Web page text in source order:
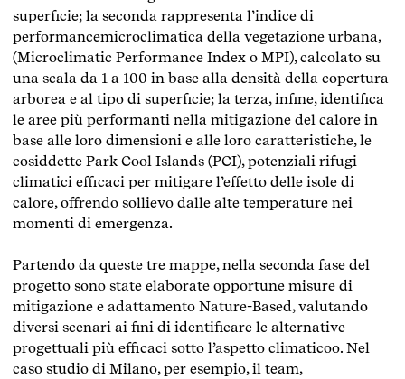
superficie; la seconda rappresenta l’indice di
performancemicroclimatica della vegetazione urbana,
(Microclimatic Performance Index o MPI), calcolato su
una scala da 1 a 100 in base alla densità della copertura
arborea e al tipo di superficie; la terza, infine, identifica
le aree più performanti nella mitigazione del calore in
base alle loro dimensioni e alle loro caratteristiche, le
cosiddette Park Cool Islands (PCI), potenziali rifugi
climatici efficaci per mitigare l’effetto delle isole di
calore, offrendo sollievo dalle alte temperature nei
momenti di emergenza.
Partendo da queste tre mappe, nella seconda fase del
progetto sono state elaborate opportune misure di
mitigazione e adattamento Nature-Based, valutando
diversi scenari ai fini di identificare le alternative
progettuali più efficaci sotto l’aspetto climaticoo. Nel
caso studio di Milano, per esempio, il team,